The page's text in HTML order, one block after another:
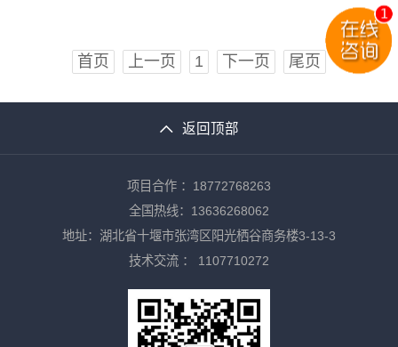
首页 上一页 1 下一页 尾页
返回顶部
项目合作 ：18772768263
全国热线：13636268062
地址：湖北省十堰市张湾区阳光栖谷商务楼3-13-3
技术交流 ： 1107710272